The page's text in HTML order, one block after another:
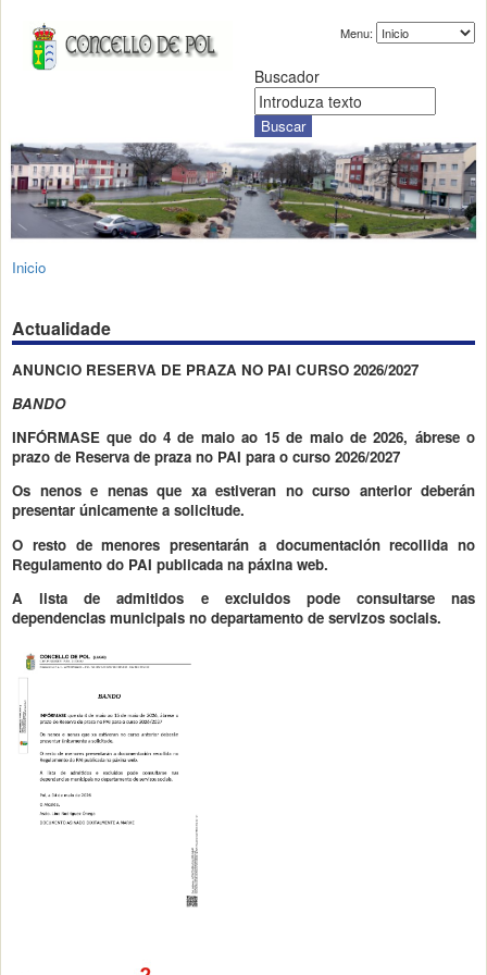
Menu:
Buscador
Inicio
Actualidade
ANUNCIO RESERVA DE PRAZA NO PAI CURSO 2026/2027
BANDO
INFÓRMASE que do 4 de maio ao 15 de maio de 2026, ábrese o
prazo de Reserva de praza no PAI para o curso 2026/2027
Os nenos e nenas que xa estiveran no curso anterior deberán
presentar únicamente a solicitude.
O resto de menores presentarán a documentación recollida no
Regulamento do PAI publicada na páxina web.
A lista de admitidos e excluidos pode consultarse nas
dependencias municipais no departamento de servizos sociais.